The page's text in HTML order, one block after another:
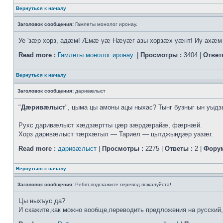
Вернуться к началу
Заголовок сообщения: Гамлеты монолог иронау.
Уе 'зæр хорз, адæм! Æмæ уæ Нæуæг азы хорзæх уæнт! Иу ахæм
Read more : Гамлеты монолог иронау. Просмотры : 3404 |
Вернуться к началу
Заголовок сообщения: даривæлыст
"Дæривæлыст", цыма цы амоны ацы ныхас? Тынг бузныг ын
Рухс даривæлыст хæдзæртты цæр зæрдæрайæ, фæрнæй.
Хорз даривæлыст тæрхæгыл — Тариел — цытджындæр уазæг.
Read more : даривæлыст Просмотры : 2275 | Ответы : 2 |
Вернуться к началу
Заголовок сообщения: Ребят,подскажите перевод пожалуйста!
Цы ныхъус да?
И скажите,как можно вообще,переводить предложения на